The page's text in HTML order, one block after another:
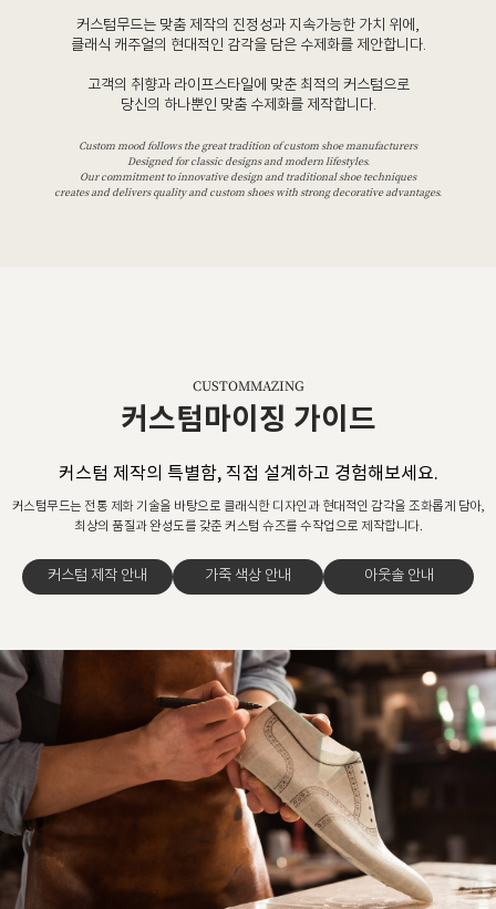
커스텀무드는 맞춤 제작의 진정성과 지속가능한 가치 위에,
클래식 캐주얼의 현대적인 감각을 담은 수제화를 제안합니다.
고객의 취향과 라이프스타일에 맞춘 최적의 커스텀으로
당신의 하나뿐인 맞춤 수제화를 제작합니다.
Custom mood follows the great tradition of custom shoe manufacturers
Designed for classic designs and modern lifestyles.
Our commitment to innovative design and traditional shoe techniques
creates and delivers quality and custom shoes with strong decorative advantages.
CUSTOMMAZING
커스텀마이징 가이드
커스텀 제작의 특별함, 직접 설계하고 경험해보세요.
커스텀무드는 전통 제화 기술을 바탕으로 클래식한 디자인과 현대적인 감각을 조화롭게 담아,
최상의 품질과 완성도를 갖춘 커스텀 슈즈를 수작업으로 제작합니다.
커스텀 제작 안내 가죽 색상 안내 아웃솔 안내